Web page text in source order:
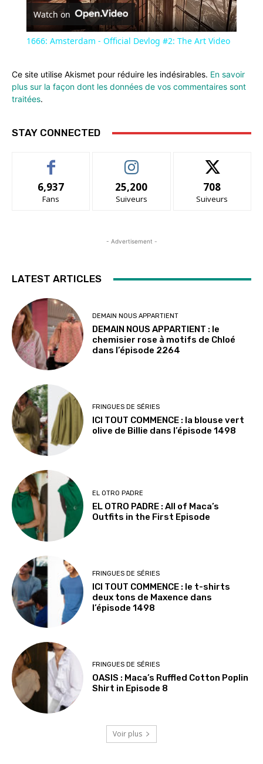
Video
Watch on
1666: Amsterdam - Official Devlog #2: The Art Video
Ce site utilise Akismet pour réduire les indésirables. En savoir
plus sur la façon dont les données de vos commentaires sont
traitées.
STAY CONNECTED
6,937
Fans
25,200
Suiveurs
708
Suiveurs
- Advertisement -
LATEST ARTICLES
DEMAIN NOUS APPARTIENT
DEMAIN NOUS APPARTIENT : le
chemisier rose à motifs de Chloé
dans l’épisode 2264
FRINGUES DE SÉRIES
ICI TOUT COMMENCE : la blouse vert
olive de Billie dans l’épisode 1498
EL OTRO PADRE
EL OTRO PADRE : All of Maca’s
Outfits in the First Episode
FRINGUES DE SÉRIES
ICI TOUT COMMENCE : le t-shirts
deux tons de Maxence dans
l’épisode 1498
FRINGUES DE SÉRIES
OASIS : Maca’s Ruffled Cotton Poplin
Shirt in Episode 8
Voir plus